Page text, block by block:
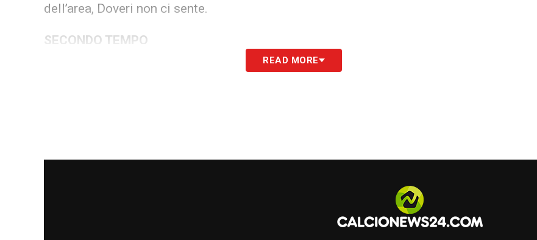
dell’area, Doveri non ci sente.
SECONDO TEMPO
Prima lamentela a inizio secondo tempo da parte di Lukaku per l’ennesimo corpo a corpo
il giallo perché si toglie la maglia: scoppia un litigio tra Mazzocchi (a bordo campo) e
Complessivamente gara corretta: 10
READ MORE